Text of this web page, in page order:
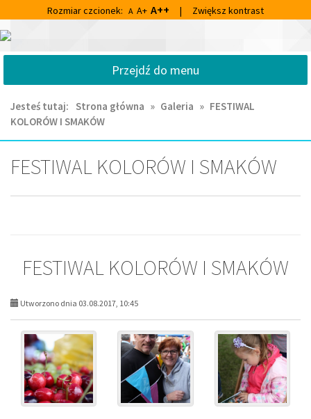
do
głównej
do
wyszukiwarki
Rozmiar czcionek: A A+ A++ | Zwiększ kontrast
Centrum
Kultury
Biblioteka
im.
Franciszka
Chruściela
Ornecie
Przejdź do menu
Jesteś tutaj: Strona główna » Galeria » FESTIWAL
KOLORÓW I SMAKÓW
FESTIWAL KOLORÓW I SMAKÓW
FESTIWAL KOLORÓW I SMAKÓW
Utworzono dnia 03.08.2017, 10:45